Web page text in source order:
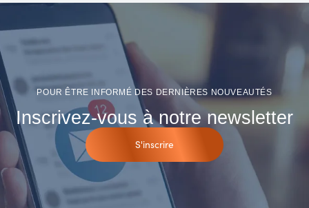
POUR ÊTRE INFORMÉ DES DERNIÈRES NOUVEAUTÉS
Inscrivez-vous à notre newsletter
S'inscrire